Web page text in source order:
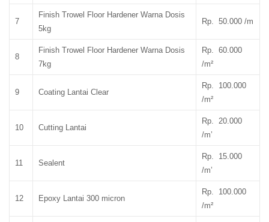
7
Finish Trowel Floor Hardener Warna Dosis
5kg
Rp. 50.000 /m
8
Finish Trowel Floor Hardener Warna Dosis
7kg
Rp. 60.000
/m²
9 Coating Lantai Clear
Rp. 100.000
/m²
10 Cutting Lantai
Rp. 20.000
/m’
11 Sealent
Rp. 15.000
/m’
12 Epoxy Lantai 300 micron
Rp. 100.000
/m²